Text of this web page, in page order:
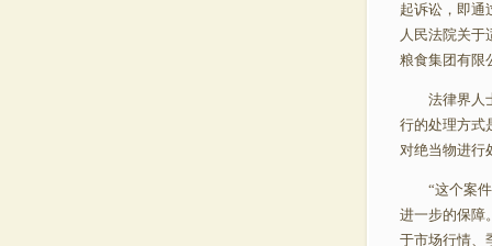
起诉讼，即通
人民法院关于
粮食集团有限
法律界人士
行的处理方式
对绝当物进行
“这个案件
进一步的保障
于市场行情、